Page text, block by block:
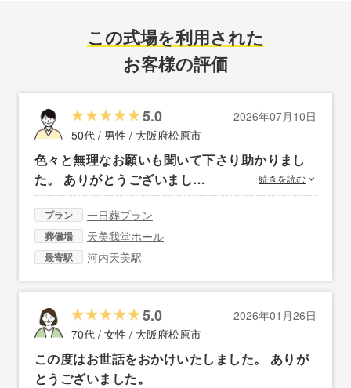
この式場を利用された
お客様の評価
5.0
2026年07月10日
50代 / 男性 / 大阪府松原市
色々と無理なお願いも聞いて下さり助かりまし
た。 ありがとうございまし…
続きを読む
プラン 一日葬プラン
葬儀場 天美我堂ホール
最寄駅 河内天美駅
5.0
2026年01月26日
70代 / 女性 / 大阪府松原市
この度はお世話をおかけいたしました。 ありが
とうございました。